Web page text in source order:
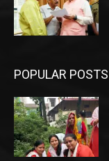
POPULAR POSTS